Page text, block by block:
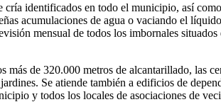
identificados en todo el municipio, así
acumulaciones de agua o vaciando el
mensual de todos los imbornales
de 320.000 metros de alcantarillado, las
Se atiende también a edificios de
y todos los locales de asociaciones de